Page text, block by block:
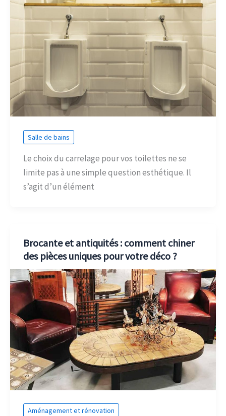
Salle de bains
Le choix du carrelage pour vos toilettes ne se
limite pas à une simple question esthétique. Il
s’agit d’un élément
Brocante et antiquités : comment chiner
des pièces uniques pour votre déco ?
Aménagement et rénovation